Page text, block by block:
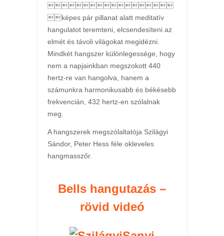

képes pár pillanat alatt meditatív
hangulatot teremteni, elcsendesíteni az
elmét és távoli világokat megidézni.
Mindkét hangszer különlegessége, hogy
nem a napjainkban megszokott 440
hertz-re van hangolva, hanem a
számunkra harmonikusabb és békésebb
frekvencián, 432 hertz-en szólalnak
meg.
A hangszerek megszólaltatója Szilágyi
Sándor, Peter Hess féle okleveles
hangmasszőr.
Bells hangutazás –
rövid videó